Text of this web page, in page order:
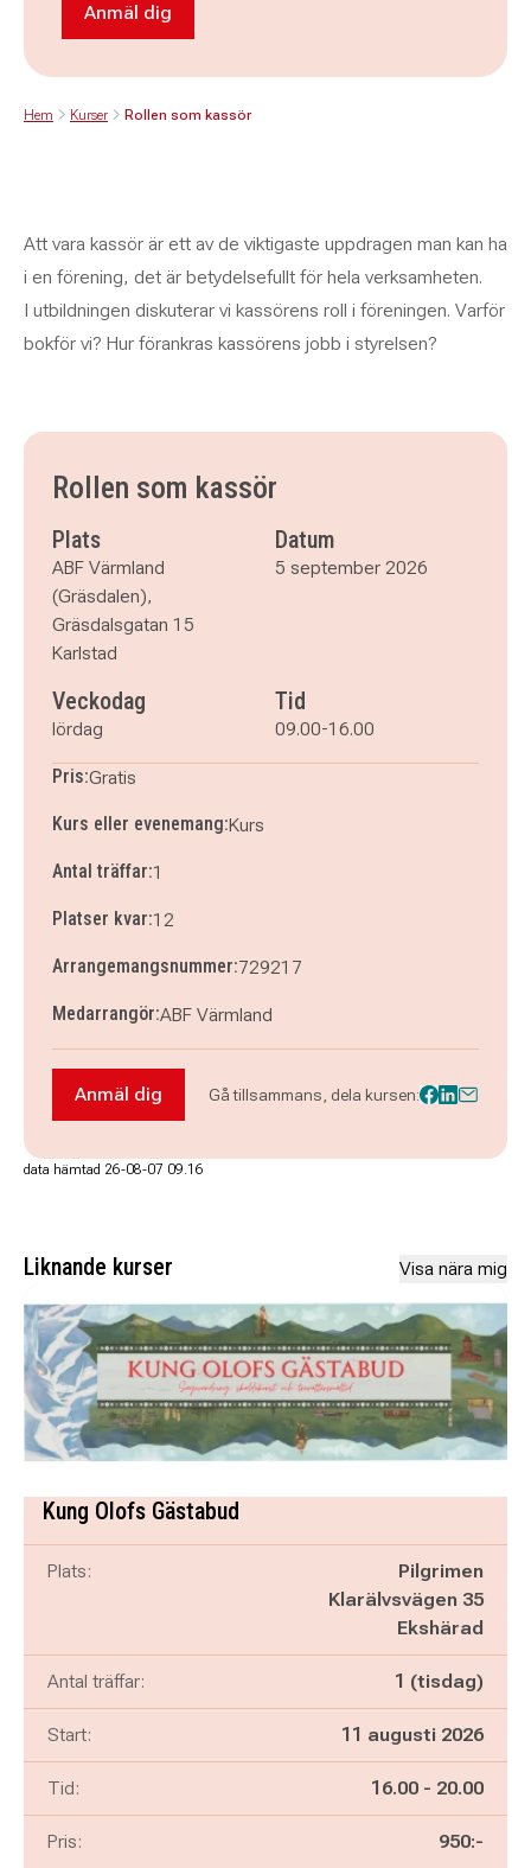
Anmäl dig till Rollen som kassör
Anmäl dig
Hem Kurser Rollen som kassör
Att vara kassör är ett av de viktigaste uppdragen man kan ha
i en förening, det är betydelsefullt för hela verksamheten.
I utbildningen diskuterar vi kassörens roll i föreningen. Varför
bokför vi? Hur förankras kassörens jobb i styrelsen?
Rollen som kassör
Plats
ABF Värmland
(Gräsdalen),
Gräsdalsgatan 15
Karlstad
Datum
5 september 2026
Veckodag
lördag
Tid
09.00-16.00
Pris:Gratis
Kurs eller evenemang:Kurs
Antal träffar:1
Platser kvar:12
Arrangemangsnummer:729217
Medarrangör:ABF Värmland
Anmäl dig till Rollen som kassör
Anmäl dig Gå tillsammans, dela kursen:
data hämtad 26-08-07 09.16
Liknande kurser Visa nära mig
Kung Olofs Gästabud
Plats:
Pilgrimen
Klarälvsvägen 35
Ekshärad
Antal träffar: 1 (tisdag)
Start: 11 augusti 2026
Tid: Pågår mellan
16.00 - och
20.00
Pris: 950:-